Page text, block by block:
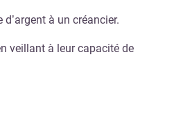
à un créancier.
veillant à leur capacité de